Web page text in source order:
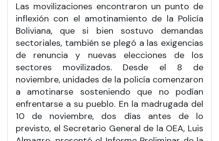
Las movilizaciones encontraron un punto de
inflexión con el amotinamiento de la Policía
Boliviana, que si bien sostuvo demandas
sectoriales, también se plegó a las exigencias
de renuncia y nuevas elecciones de los
sectores movilizados. Desde el 8 de
noviembre, unidades de la policía comenzaron
a amotinarse sosteniendo que no podían
enfrentarse a su pueblo. En la madrugada del
10 de noviembre, dos días antes de lo
previsto, el Secretario General de la OEA, Luis